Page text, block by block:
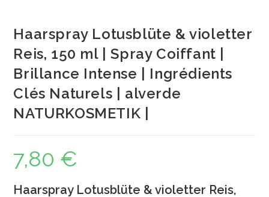
Haarspray Lotusblüte & violetter
Reis, 150 ml | Spray Coiffant |
Brillance Intense | Ingrédients
Clés Naturels | alverde
NATURKOSMETIK |
7,80 €
Haarspray Lotusblüte & violetter Reis,